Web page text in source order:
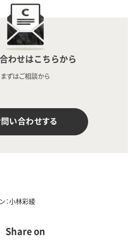
わせはこちらから
まずはご相談から
い合わせする
：小林彩綾
Share on